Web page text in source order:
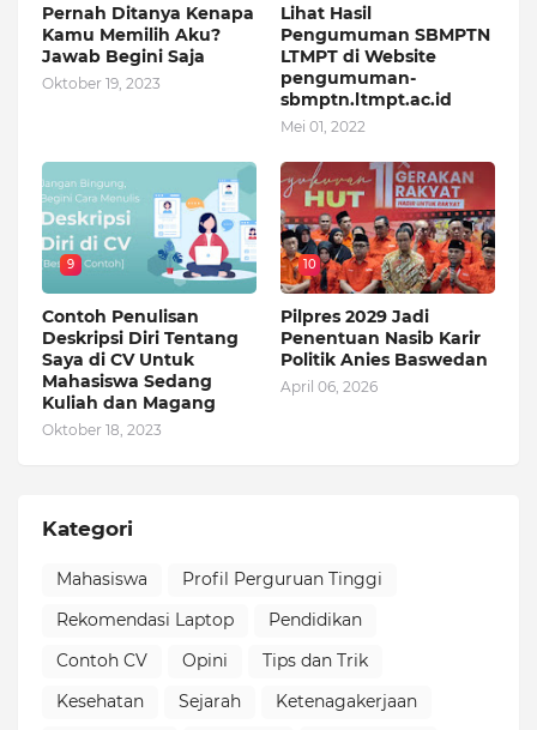
Pernah Ditanya Kenapa
Kamu Memilih Aku?
Jawab Begini Saja
Oktober 19, 2023
Lihat Hasil
Pengumuman SBMPTN
LTMPT di Website
pengumuman-
sbmptn.ltmpt.ac.id
Mei 01, 2022
9
Contoh Penulisan
Deskripsi Diri Tentang
Saya di CV Untuk
Mahasiswa Sedang
Kuliah dan Magang
Oktober 18, 2023
10
Pilpres 2029 Jadi
Penentuan Nasib Karir
Politik Anies Baswedan
April 06, 2026
Kategori
Mahasiswa
Profil Perguruan Tinggi
Rekomendasi Laptop
Pendidikan
Contoh CV
Opini
Tips dan Trik
Kesehatan
Sejarah
Ketenagakerjaan